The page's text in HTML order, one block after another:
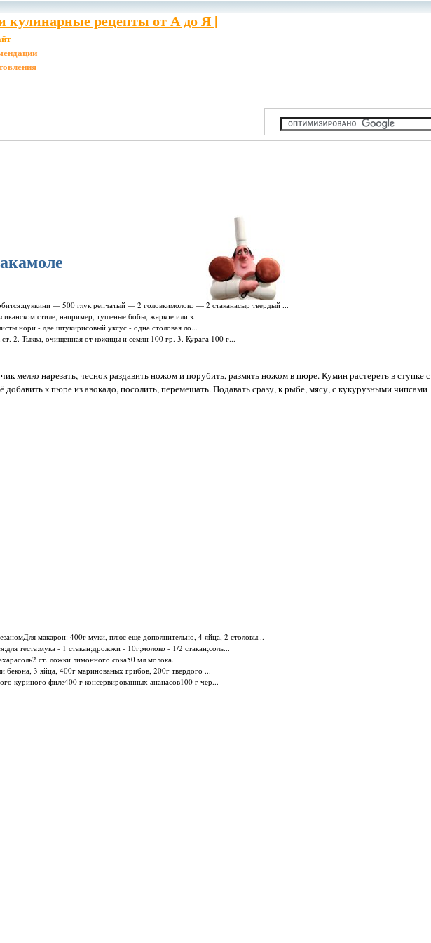
рецепты от А до Я |
— 500 глук репчатый — 2 головкимолоко — 2 стаканасыр твердый ...
стиле, например, тушеные бобы, жаркое или з...
нори - две штукирисовый уксус - одна столовая ло...
2. Тыква, очищенная от кожицы и семян 100 гр. 3. Курага 100 г...
мелко нарезать, чеснок раздавить ножом и порубить, размять ножом в пюре. Кумин растереть в ступке с
к пюре из авокадо, посолить, перемешать. Подавать сразу, к рыбе, мясу, с кукурузными чипсами
макарон: 400г муки, плюс еще дополнительно, 4 яйца, 2 столовы...
теста:мука - 1 стакан;дрожжи - 10г;молоко - 1/2 стакан;соль...
ст. ложки лимонного сока50 мл молока...
бекона, 3 яйца, 400г маринованых грибов, 200г твердого ...
куриного филе400 г консервированных ананасов100 г чер...